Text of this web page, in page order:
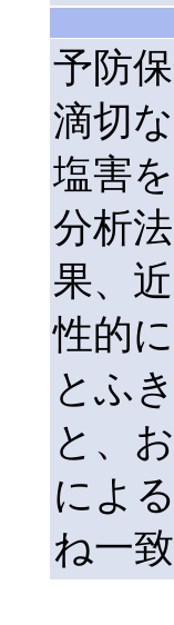
予防
滴切
塩害
分析
果、
性的
とふ
と、
によ
ね一